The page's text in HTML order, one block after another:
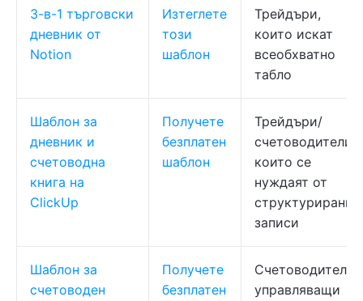
3-в-1 търговски
дневник от
Notion
Изтеглете
този
шаблон
Трейдъри,
които искат
всеобхватно
табло
Шаблон за
дневник и
счетоводна
книга на
ClickUp
Получете
безплатен
шаблон
Трейдъри/
счетоводители,
които се
нуждаят от
структурирани
записи
Шаблон за
счетоводен
Получете
безплатен
Счетоводители,
управляващи